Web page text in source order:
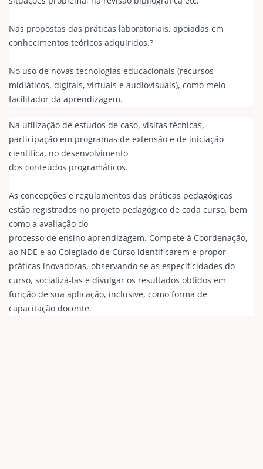
Nas propostas das práticas laboratoriais, apoiadas em
conhecimentos teóricos adquiridos.?
No uso de novas tecnologias educacionais (recursos
midiáticos, digitais, virtuais e audiovisuais), como meio
facilitador da aprendizagem.
Na utilização de estudos de caso, visitas técnicas,
participação em programas de extensão e de iniciação
científica, no desenvolvimento
dos conteúdos programáticos.
As concepções e regulamentos das práticas pedagógicas
estão registrados no projeto pedagógico de cada curso, bem
como a avaliação do
processo de ensino aprendizagem. Compete à Coordenação,
ao NDE e ao Colegiado de Curso identificarem e propor
práticas inovadoras, observando se as especificidades do
curso, socializá-las e divulgar os resultados obtidos em
função de sua aplicação, inclusive, como forma de
capacitação docente.